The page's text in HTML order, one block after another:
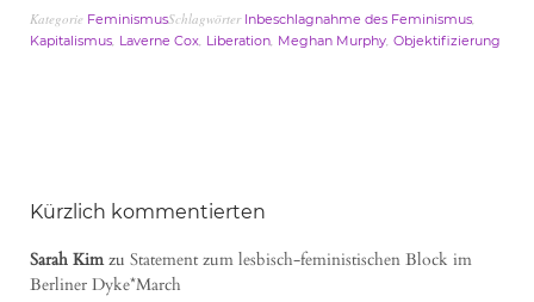
Kategorie FeminismusSchlagwörter Inbeschlagnahme des Feminismus,
Kapitalismus, Laverne Cox, Liberation, Meghan Murphy, Objektifizierung
Kürzlich kommentierten
Sarah Kimzu Statement zum lesbisch-feministischen Block im
Berliner Dyke*March